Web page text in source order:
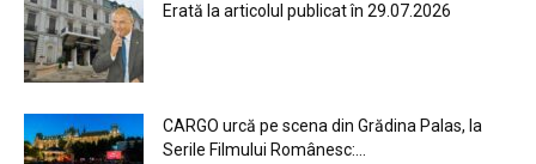
Erată la articolul publicat în 29.07.2026
CARGO urcă pe scena din Grădina Palas, la
Serile Filmului Românesc:...